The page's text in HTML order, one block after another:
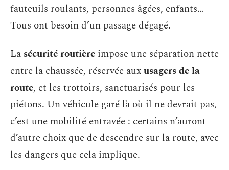
fauteuils roulants, personnes âgées, enfants…
Tous ont besoin d’un passage dégagé.
La sécurité routière impose une séparation nette
entre la chaussée, réservée auxusagers de la
route, et les trottoirs, sanctuarisés pour les
piétons. Un véhicule garé là où il ne devrait pas,
c’est une mobilité entravée : certains n’auront
d’autre choix que de descendre sur la route, avec
les dangers que cela implique.